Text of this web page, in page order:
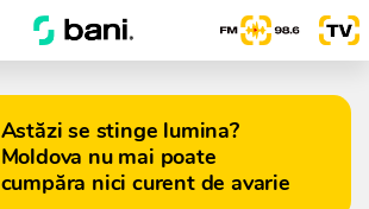
Astăzi se stinge lumina?
Moldova nu mai poate
cumpăra nici curent de avarie